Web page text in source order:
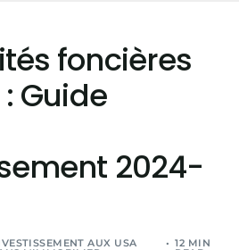
foncières
Guide
2024-
AUX USA 12 MIN